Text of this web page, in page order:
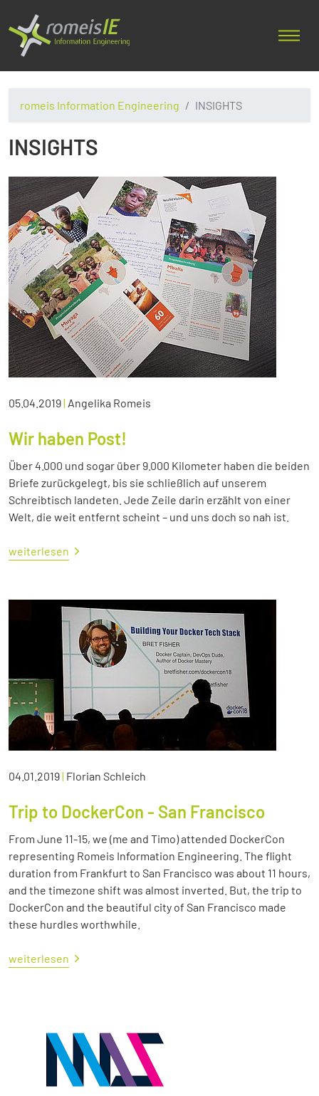
romeis Information Engineering INSIGHTS
INSIGHTS
05.04.2019| Angelika Romeis
Wir haben Post!
Über 4.000 und sogar über 9.000 Kilometer haben die beiden
Briefe zurückgelegt, bis sie schließlich auf unserem
Schreibtisch landeten. Jede Zeile darin erzählt von einer
Welt, die weit entfernt scheint – und uns doch so nah ist.
weiterlesen
04.01.2019| Florian Schleich
Trip to DockerCon - San Francisco
From June 11-15, we (me and Timo) attended DockerCon
representing Romeis Information Engineering. The flight
duration from Frankfurt to San Francisco was about 11 hours,
and the timezone shift was almost inverted. But, the trip to
DockerCon and the beautiful city of San Francisco made
these hurdles worthwhile.
weiterlesen